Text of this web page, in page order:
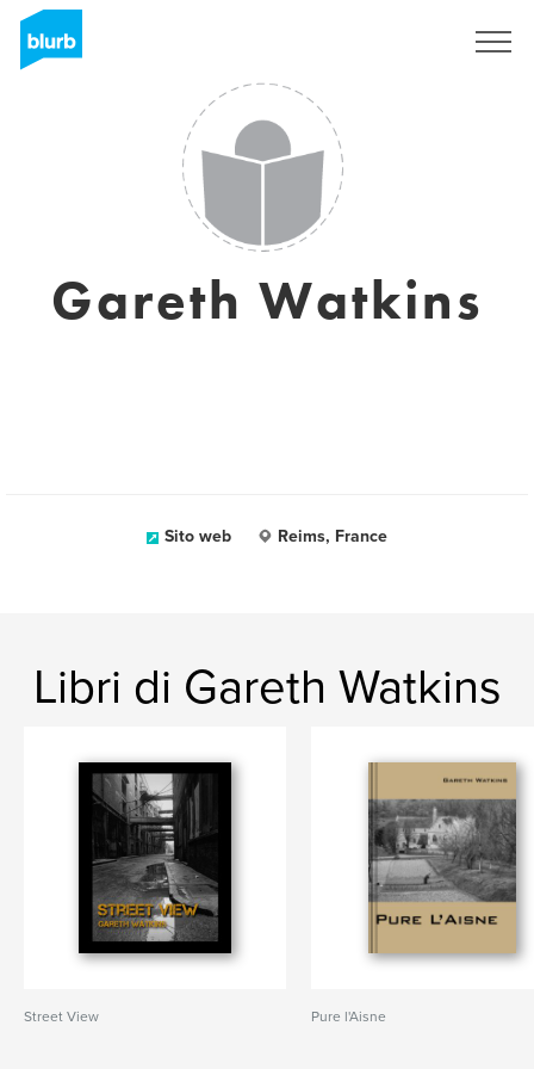
Gareth Watkins
Sito web Reims, France
Libri di Gareth Watkins
Street View Pure l'Aisne